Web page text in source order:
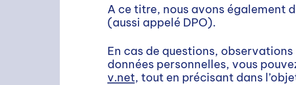
A ce titre, nous avons également
(aussi appelé DPO).
En cas de questions,
données personnelles, vous
v.net, tout en précisant dans